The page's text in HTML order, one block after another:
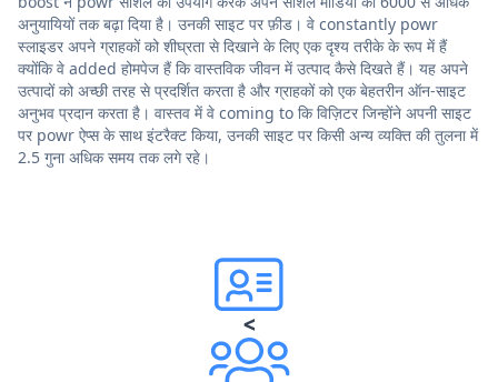
अनुयायियों तक बढ़ा दिया है। उनकी साइट पर फ़ीड। वे constantly powr
स्लाइडर अपने ग्राहकों को शीघ्रता से दिखाने के लिए एक दृश्य तरीके के रूप में हैं
क्योंकि वे added होमपेज हैं कि वास्तविक जीवन में उत्पाद कैसे दिखते हैं। यह अपने
उत्पादों को अच्छी तरह से प्रदर्शित करता है और ग्राहकों को एक बेहतरीन ऑन-साइट
अनुभव प्रदान करता है। वास्तव में वे coming to कि विज़िटर जिन्होंने अपनी साइट
पर powr ऐप्स के साथ इंटरैक्ट किया, उनकी साइट पर किसी अन्य व्यक्ति की तुलना में
2.5 गुना अधिक समय तक लगे रहे।
<